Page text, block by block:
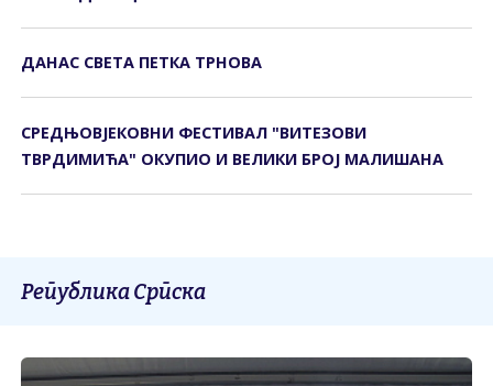
ДАНАС СВЕТА ПЕТКА ТРНОВА
СРЕДЊОВЈЕКОВНИ ФЕСТИВАЛ "ВИТЕЗОВИ
ТВРДИМИЋА" ОКУПИО И ВЕЛИКИ БРОЈ МАЛИШАНА
Република Српска